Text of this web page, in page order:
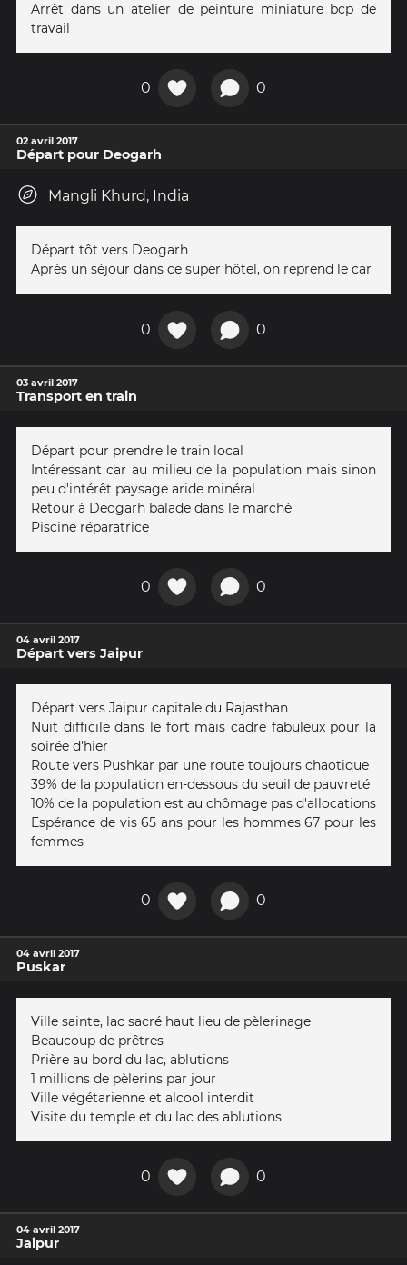
Arrêt dans un atelier de peinture miniature bcp de
travail
0 0
02 avril 2017
Départ pour Deogarh
Mangli Khurd, India
Départ tôt vers Deogarh
Après un séjour dans ce super hôtel, on reprend le car
0 0
03 avril 2017
Transport en train
Départ pour prendre le train local
Intéressant car au milieu de la population mais sinon
peu d'intérêt paysage aride minéral
Retour à Deogarh balade dans le marché
Piscine réparatrice
0 0
04 avril 2017
Départ vers Jaipur
Départ vers Jaipur capitale du Rajasthan
Nuit difficile dans le fort mais cadre fabuleux pour la
soirée d'hier
Route vers Pushkar par une route toujours chaotique
39% de la population en-dessous du seuil de pauvreté
10% de la population est au chômage pas d'allocations
Espérance de vis 65 ans pour les hommes 67 pour les
femmes
0 0
04 avril 2017
Puskar
Ville sainte, lac sacré haut lieu de pèlerinage
Beaucoup de prêtres
Prière au bord du lac, ablutions
1 millions de pèlerins par jour
Ville végétarienne et alcool interdit
Visite du temple et du lac des ablutions
0 0
04 avril 2017
Jaipur